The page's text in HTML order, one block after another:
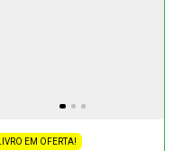
LIVRO EM OFERTA!